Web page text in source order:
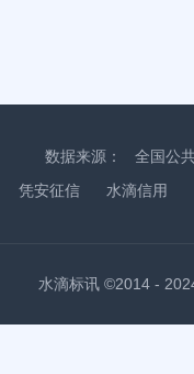
数据来源：
全国公
凭安征信 水滴信用
水滴标讯 ©2014 -